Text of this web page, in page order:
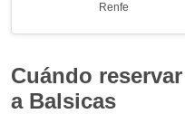
Renfe
Cuándo
a Balsicas